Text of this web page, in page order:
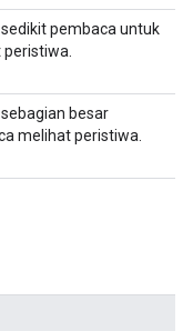
sedikit pembaca untuk
sebagian besar
melihat peristiwa.